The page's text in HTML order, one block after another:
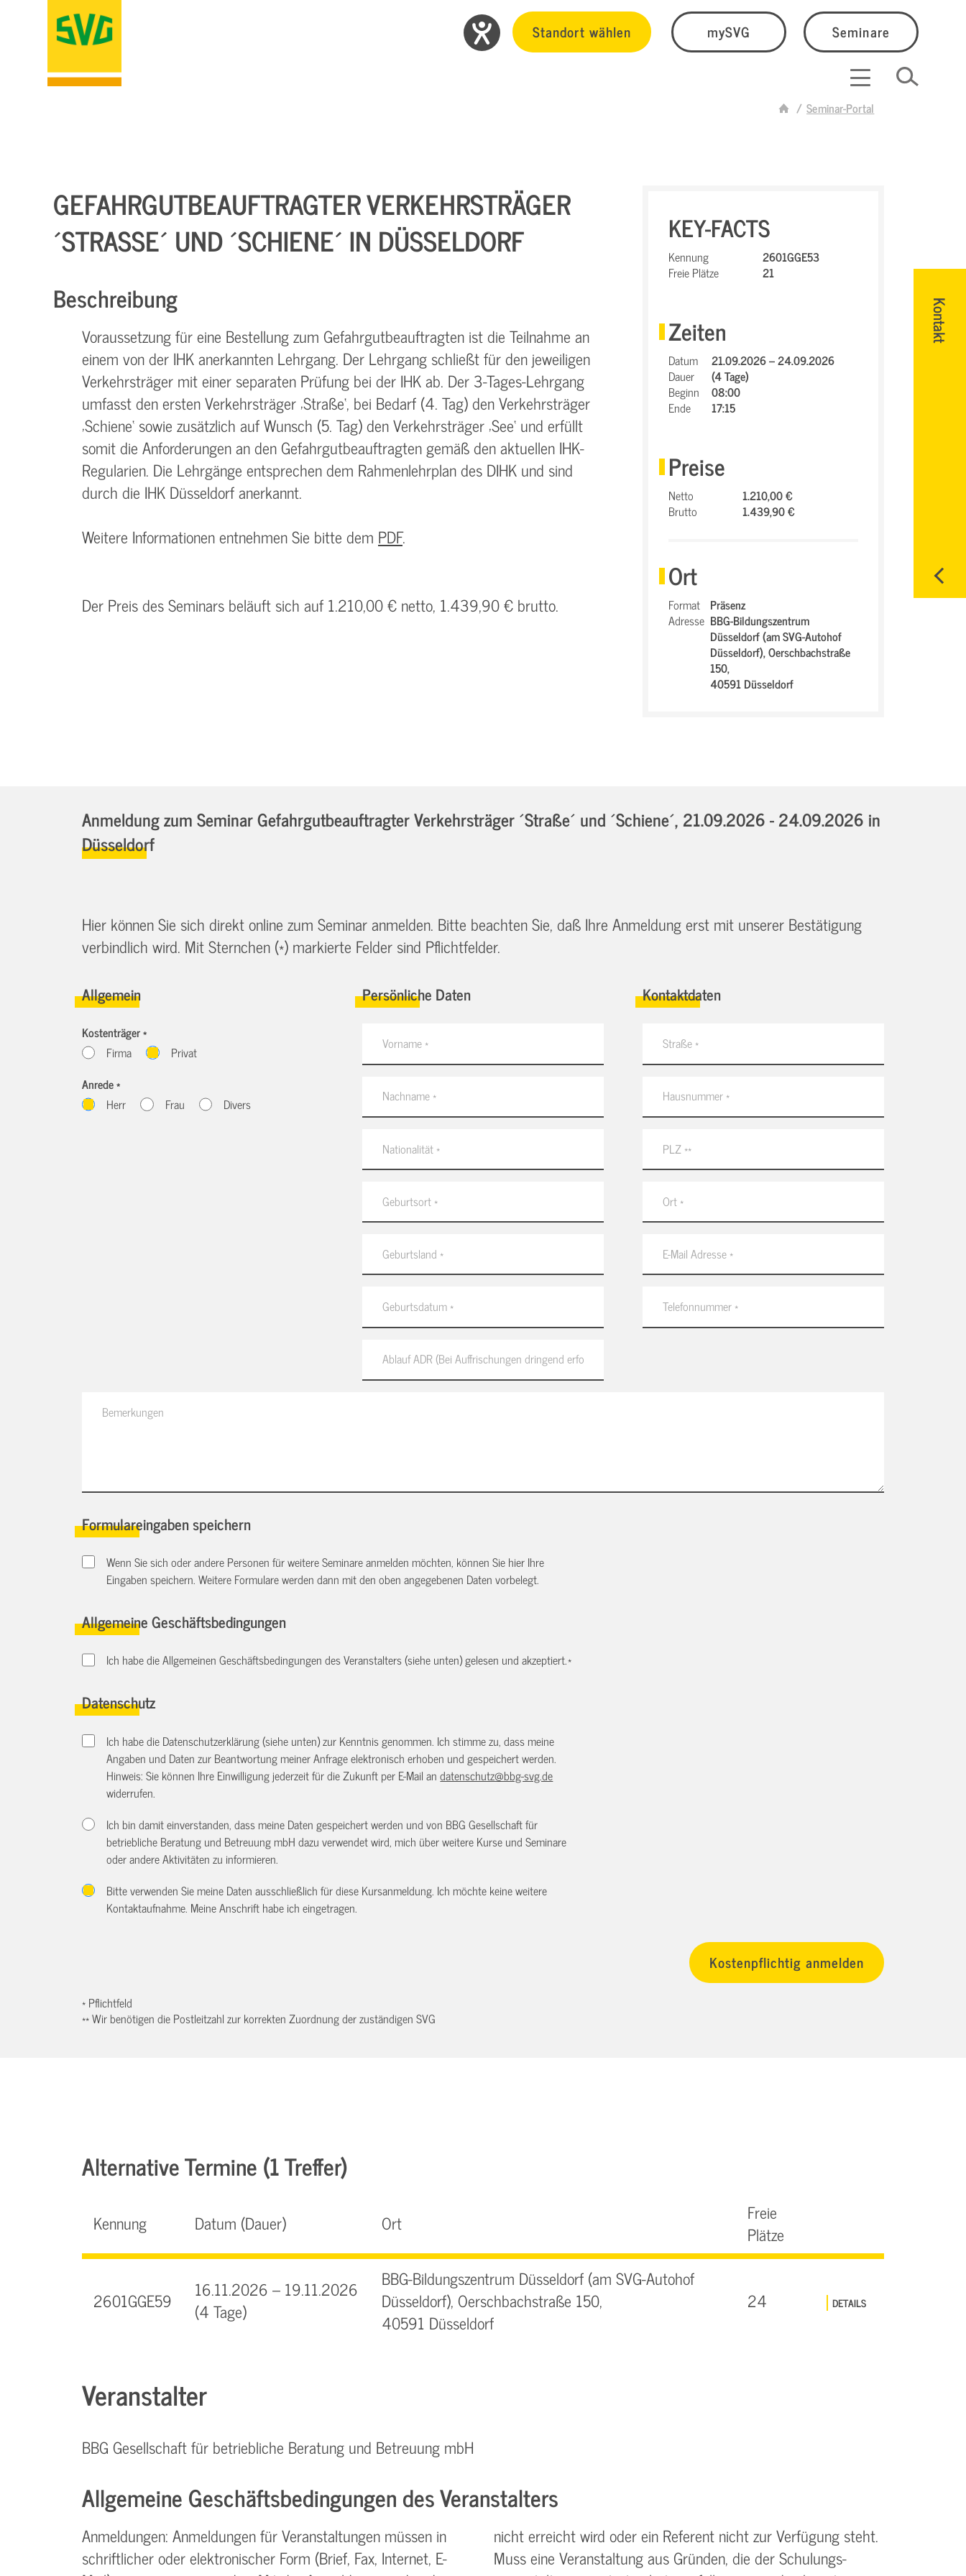
Standort wählen mySVG Seminare
Seminar-Portal
Kontakt
GEFAHRGUTBEAUFTRAGTER VERKEHRSTRÄGER
´STRASSE´ UND ´SCHIENE´ IN DÜSSELDORF
Beschreibung
Voraussetzung für eine Bestellung zum Gefahrgutbeauftragten ist die Teilnahme an
einem von der IHK anerkannten Lehrgang. Der Lehrgang schließt für den jeweiligen
Verkehrsträger mit einer separaten Prüfung bei der IHK ab. Der 3-Tages-Lehrgang
umfasst den ersten Verkehrsträger ‚Straße‘, bei Bedarf (4. Tag) den Verkehrsträger
‚Schiene‘ sowie zusätzlich auf Wunsch (5. Tag) den Verkehrsträger ‚See‘ und erfüllt
somit die Anforderungen an den Gefahrgutbeauftragten gemäß den aktuellen IHK-
Regularien. Die Lehrgänge entsprechen dem Rahmenlehrplan des DIHK und sind
durch die IHK Düsseldorf anerkannt.
Weitere Informationen entnehmen Sie bitte dem PDF.
Der Preis des Seminars beläuft sich auf 1.210,00 € netto, 1.439,90 € brutto.
KEY-FACTS
Kennung
2601GGE53
Freie Plätze
21
Zeiten
Datum
21.09.2026 – 24.09.2026
Dauer
(4 Tage)
Beginn
08:00
Ende
17:15
Preise
Netto
1.210,00 €
Brutto
1.439,90 €
Ort
Format Präsenz
Adresse BBG-Bildungszentrum
Düsseldorf (am SVG-Autohof
Düsseldorf),Oerschbachstraße
150,
40591 Düsseldorf
Anmeldung zum Seminar Gefahrgutbeauftragter Verkehrsträger ´Straße´ und ´Schiene´, 21.09.2026 - 24.09.2026 in
Düsseldorf
Hier können Sie sich direkt online zum Seminar anmelden. Bitte beachten Sie, daß Ihre Anmeldung erst mit unserer Bestätigung
verbindlich wird. Mit Sternchen (*) markierte Felder sind Pflichtfelder.
Allgemein
Kostenträger *
Firma
Privat
Anrede *
Herr
Frau Divers
Persönliche Daten Kontaktdaten
Formulareingaben speichern
Wenn Sie sich oder andere Personen für weitere Seminare anmelden möchten, können Sie hier Ihre
Eingaben speichern. Weitere Formulare werden dann mit den oben angegebenen Daten vorbelegt.
Allgemeine Geschäftsbedingungen
Ich habe die Allgemeinen Geschäftsbedingungen des Veranstalters (siehe unten) gelesen und akzeptiert.*
Datenschutz
Ich habe die Datenschutzerklärung (siehe unten) zur Kenntnis genommen. Ich stimme zu, dass meine
Angaben und Daten zur Beantwortung meiner Anfrage elektronisch erhoben und gespeichert werden.
Hinweis: Sie können Ihre Einwilligung jederzeit für die Zukunft per E-Mail andatenschutz@bbg-svg.de
widerrufen.
Ich bin damit einverstanden, dass meine Daten gespeichert werden und von BBG Gesellschaft für
betriebliche Beratung und Betreuung mbH dazu verwendet wird, mich über weitere Kurse und Seminare
oder andere Aktivitäten zu informieren.
Bitte verwenden Sie meine Daten ausschließlich für diese Kursanmeldung. Ich möchte keine weitere
Kontaktaufnahme. Meine Anschrift habe ich eingetragen.
* Pflichtfeld
** Wir benötigen die Postleitzahl zur korrekten Zuordnung der zuständigen SVG
Alternative Termine (1 Treffer)
Kennung Datum (Dauer) Ort
Freie
Plätze
2601GGE59
16.11.2026 – 19.11.2026
(4 Tage)
BBG-Bildungszentrum Düsseldorf (am SVG-Autohof
Düsseldorf), Oerschbachstraße 150,
40591 Düsseldorf
24 DETAILS
Veranstalter
BBG Gesellschaft für betriebliche Beratung und Betreuung mbH
Allgemeine Geschäftsbedingungen des Veranstalters
Anmeldungen: Anmeldungen für Veranstaltungen müssen in
schriftlicher oder elektronischer Form (Brief, Fax, Internet, E-
nicht erreicht wird oder ein Referent nicht zur Verfügung steht.
Muss eine Veranstaltung aus Gründen, die der Schulungs­